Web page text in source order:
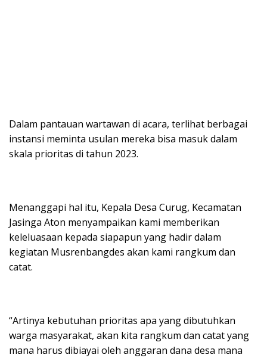
Dalam pantauan wartawan di acara, terlihat berbagai
instansi meminta usulan mereka bisa masuk dalam
skala prioritas di tahun 2023.
Menanggapi hal itu, Kepala Desa Curug, Kecamatan
Jasinga Aton menyampaikan kami memberikan
keleluasaan kepada siapapun yang hadir dalam
kegiatan Musrenbangdes akan kami rangkum dan
catat.
“Artinya kebutuhan prioritas apa yang dibutuhkan
warga masyarakat, akan kita rangkum dan catat yang
mana harus dibiayai oleh anggaran dana desa mana